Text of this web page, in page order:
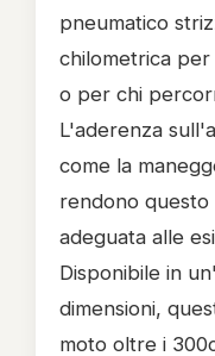
pneumatico
chilometrica
o per chi
L'aderenza
come la
rendono questo
adeguata alle
Disponibile in
dimensioni,
moto oltre i